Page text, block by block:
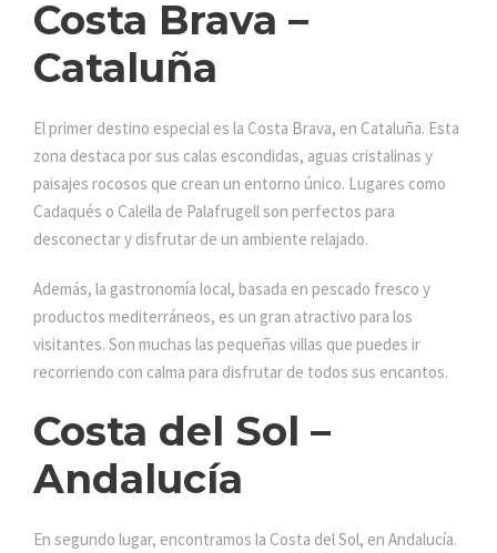
Costa Brava –
Cataluña
El primer destino especial es la Costa Brava, en Cataluña. Esta
zona destaca por sus calas escondidas, aguas cristalinas y
paisajes rocosos que crean un entorno único. Lugares como
Cadaqués o Calella de Palafrugell son perfectos para
desconectar y disfrutar de un ambiente relajado.
Además, la gastronomía local, basada en pescado fresco y
productos mediterráneos, es un gran atractivo para los
visitantes. Son muchas las pequeñas villas que puedes ir
recorriendo con calma para disfrutar de todos sus encantos.
Costa del Sol –
Andalucía
En segundo lugar, encontramos la Costa del Sol, en Andalucía.